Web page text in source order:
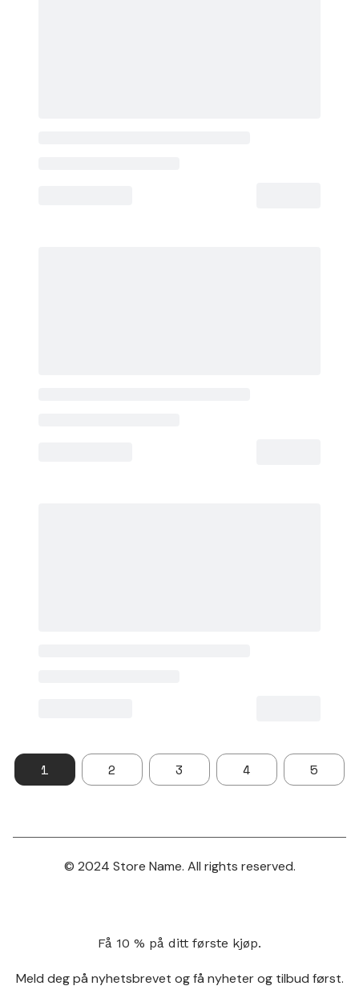
1 2 3 4 5
© 2024 Store Name. All rights reserved.
Få 10 % på ditt første kjøp.
Meld deg på nyhetsbrevet og få nyheter og tilbud først.